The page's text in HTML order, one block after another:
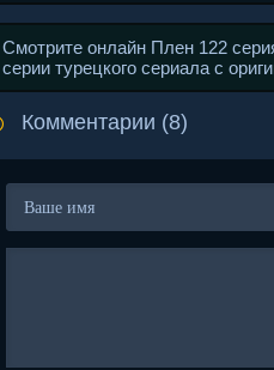
Смотрите онлайн Плен 122
серии турецкого сериала с
Комментарии (8)